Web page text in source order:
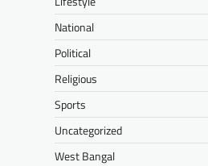
National
Political
Religious
Sports
Uncategorized
West Bangal